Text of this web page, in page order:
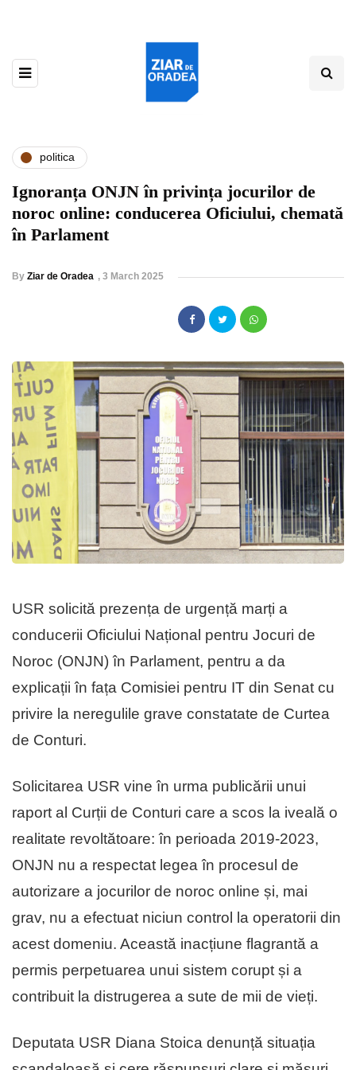
politica
Ignoranța ONJN în privința jocurilor de
noroc online: conducerea Oficiului, chemată
în Parlament
By Ziar de Oradea , 3 March 2025
USR solicită prezența de urgență marți a
conducerii Oficiului Național pentru Jocuri de
Noroc (ONJN) în Parlament, pentru a da
explicații în fața Comisiei pentru IT din Senat cu
privire la neregulile grave constatate de Curtea
de Conturi.
Solicitarea USR vine în urma publicării unui
raport al Curții de Conturi care a scos la iveală o
realitate revoltătoare: în perioada 2019-2023,
ONJN nu a respectat legea în procesul de
autorizare a jocurilor de noroc online și, mai
grav, nu a efectuat niciun control la operatorii din
acest domeniu. Această inacțiune flagrantă a
permis perpetuarea unui sistem corupt și a
contribuit la distrugerea a sute de mii de vieți.
Deputata USR Diana Stoica denunță situația